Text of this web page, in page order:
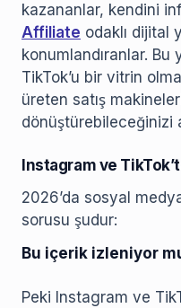
kazananlar, kendini
Affiliate odaklı dijital
konumlandıranlar. Bu
TikTok’u bir vitrin
üreten satış
dönüştürebileceğinizi
Instagram ve
2026’da sosyal
sorusu şudur:
Bu içerik izleniyor
Peki Instagram ve